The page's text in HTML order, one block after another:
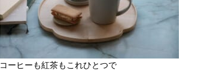
コーヒーも紅茶もこれひとつで